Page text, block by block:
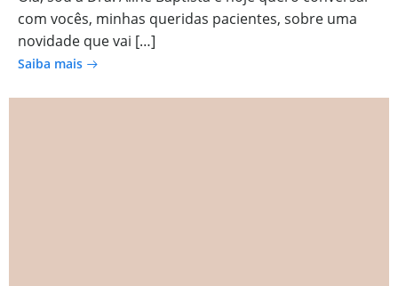
com vocês, minhas queridas pacientes, sobre uma
novidade que vai […]
Saiba mais